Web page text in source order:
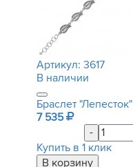
Артикул: 3617
В наличии
Браслет "Лепесток"
7 535
-
Купить в 1 клик